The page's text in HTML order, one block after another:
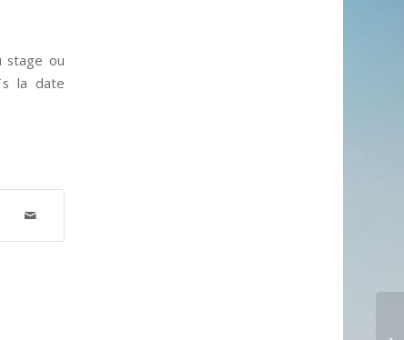
ou
la date